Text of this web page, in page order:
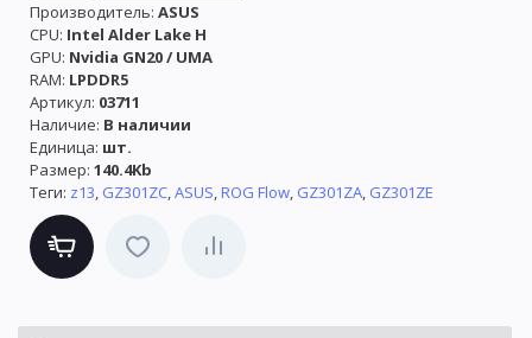
Производитель: ASUS
CPU: Intel Alder Lake H
GPU: Nvidia GN20 / UMA
RAM: LPDDR5
Артикул: 03711
Наличие: В наличии
Единица: шт.
Размер: 140.4Kb
Теги: z13, GZ301ZC,ASUS,ROG Flow, GZ301ZA, GZ301ZE